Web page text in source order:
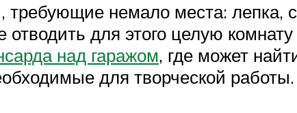
требующие немало места:
для этого целую
над гаражом, где может
для творческой работы.